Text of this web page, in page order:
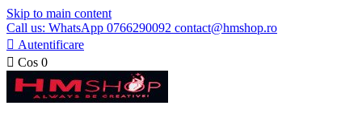
Skip to main content
Call us: WhatsApp 0766290092 contact@hmshop.ro
 Autentificare
 Cos 0